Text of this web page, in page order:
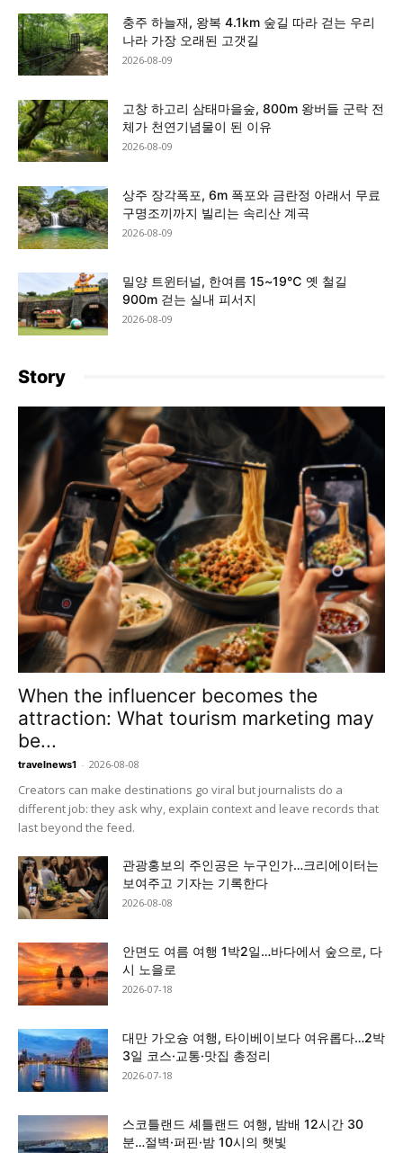
충주 하늘재, 왕복 4.1km 숲길 따라 걷는 우리
나라 가장 오래된 고갯길
2026-08-09
고창 하고리 삼태마을숲, 800m 왕버들 군락 전
체가 천연기념물이 된 이유
2026-08-09
상주 장각폭포, 6m 폭포와 금란정 아래서 무료
구명조끼까지 빌리는 속리산 계곡
2026-08-09
밀양 트윈터널, 한여름 15~19℃ 옛 철길
900m 걷는 실내 피서지
2026-08-09
Story
When the influencer becomes the
attraction: What tourism marketing may
be...
travelnews1 - 2026-08-08
Creators can make destinations go viral but journalists do a
different job: they ask why, explain context and leave records that
last beyond the feed.
관광홍보의 주인공은 누구인가…크리에이터는
보여주고 기자는 기록한다
2026-08-08
안면도 여름 여행 1박2일…바다에서 숲으로, 다
시 노을로
2026-07-18
대만 가오슝 여행, 타이베이보다 여유롭다…2박
3일 코스·교통·맛집 총정리
2026-07-18
스코틀랜드 셰틀랜드 여행, 밤배 12시간 30
분…절벽·퍼핀·밤 10시의 햇빛